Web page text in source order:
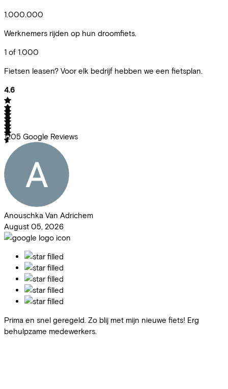
1.000.000
Werknemers rijden op hun droomfiets.
1 of 1.000
Fietsen leasen? Voor elk bedrijf hebben we een fietsplan.
4.6
1205 Google Reviews
Anouschka Van Adrichem
August 05, 2026
Prima en snel geregeld. Zo blij met mijn nieuwe fiets! Erg
behulpzame medewerkers.